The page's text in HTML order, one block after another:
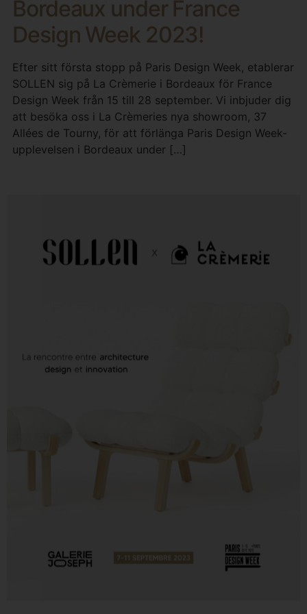
Bordeaux under France
Design Week 2023!
Efter sitt första stopp på Paris Design Week, etablerar
SOLLEN sig på La Crèmerie i Bordeaux för France
Design Week från 15 till 28 september. Vi inbjuder dig
att besöka oss i La Crèmeries nya showroom, 37
Allées de Tourny, för att förlänga Paris Design Week-
upplevelsen i Bordeaux under […]